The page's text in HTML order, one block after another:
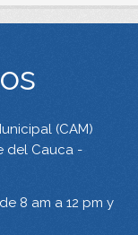
(CAM)
del Cauca -
8 am a 12 pm y